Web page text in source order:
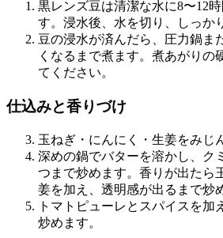
黒レンズ豆は清潔な水に8〜12
す。浸水後、水を切り、しっか
豆の浸水が済んだら、圧力鍋ま
くなるまで煮ます。煮あがりの
てください。
仕込みと香りづけ
玉ねぎ・にんにく・生姜をみじ
深めの鍋でバターを溶かし、ク
つまで炒めます。香りが出たら
姜を加え、透明感が出るまで炒
トマトピューレとスパイスを加
炒めます。